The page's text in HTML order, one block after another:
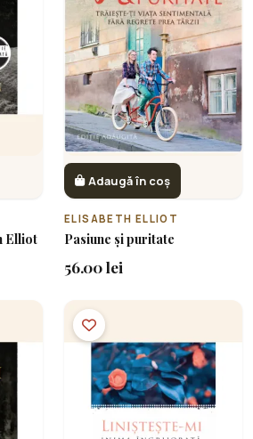
Elliot
Adaugă în coș
ELISABETH ELLIOT
Pasiune și puritate
56.00 lei